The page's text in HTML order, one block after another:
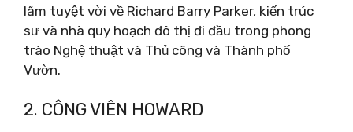
lãm tuyệt vời về Richard Barry Parker, kiến ​​trúc
sư và nhà quy hoạch đô thị đi đầu trong phong
trào Nghệ thuật và Thủ công và Thành phố
Vườn.
2. CÔNG VIÊN HOWARD